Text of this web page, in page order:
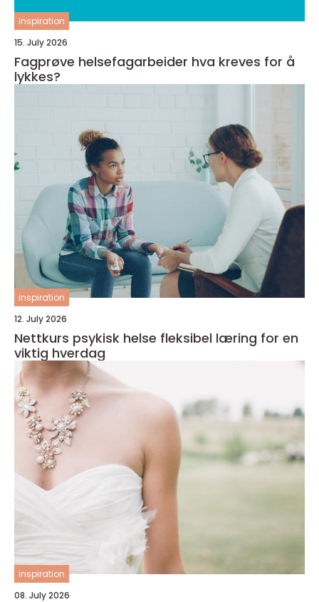
inspiration
15. July 2026
Fagprøve helsefagarbeider hva kreves for å
lykkes?
inspiration
12. July 2026
Nettkurs psykisk helse fleksibel læring for en
viktig hverdag
inspiration
08. July 2026